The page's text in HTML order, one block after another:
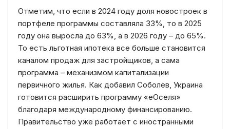
Отметим, что если в 2024 году доля новостроек в
портфеле программы составляла 33%, то в 2025
году она выросла до 63%, а в 2026 году – до 65%.
То есть льготная ипотека все больше становится
каналом продаж для застройщиков, а сама
программа – механизмом капитализации
первичного жилья. Как добавил Соболев, Украина
готовится расширить программу «еОселя»
благодаря международному финансированию.
Правительство уже работает с иностранными